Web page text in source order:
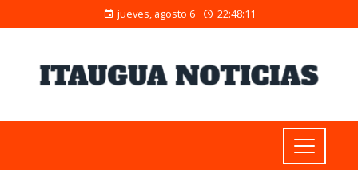
jueves, agosto 6 22:48:12